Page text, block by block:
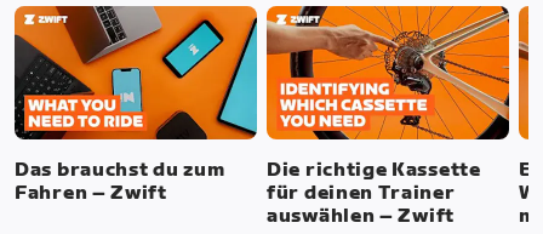
Das brauchst du zum
Fahren – Zwift
Die richtige Kassette
für deinen Trainer
auswählen – Zwift